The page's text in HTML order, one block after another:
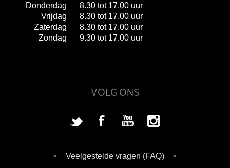
Donderdag
8.30 tot 17.00 uur
Vrijdag
8.30 tot 17.00 uur
Zaterdag
8.30 tot 17.00 uur
Zondag
9.30 tot 17.00 uur
VOLG ONS
Veelgestelde vragen (FAQ)